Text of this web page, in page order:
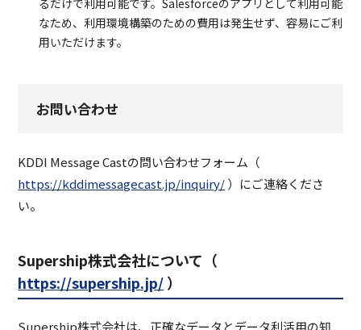
るだけで利用可能です。Salesforceのアプリとして利用可能
なため、利用環境構築のための費用は発生せず、容易にご利
用いただけます。
お問い合わせ
KDDI Message Castの問い合わせフォーム（
https://kddimessagecast.jp/inquiry/）にご連絡くださ
い。
Supership株式会社について（
https://supership.jp/）
Supership株式会社は、正確なデータとデータ利活用の知